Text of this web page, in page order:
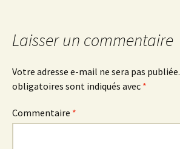
Laisser un commentaire
Votre adresse e-mail ne sera pas publiée.
obligatoires sont indiqués avec *
Commentaire *